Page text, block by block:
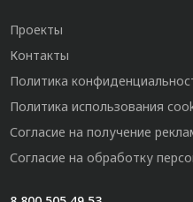
Проекты
Контакты
Политика
Политика использования
Согласие на получение
Согласие на обработку